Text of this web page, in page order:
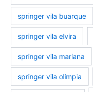
springer vila buarque
springer vila elvira
springer vila mariana
springer vila olímpia